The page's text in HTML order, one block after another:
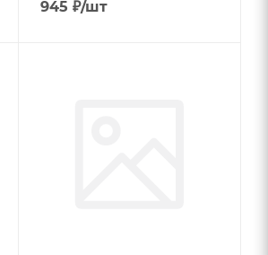
945 ₽/шт